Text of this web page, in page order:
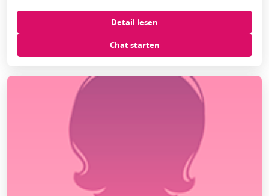
Detail lesen
Chat starten